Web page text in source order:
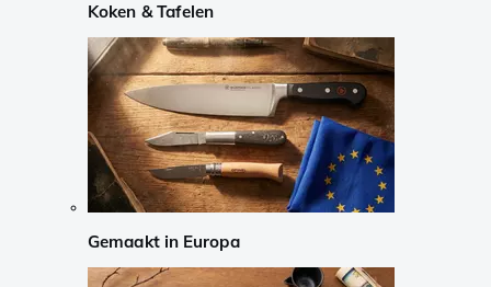
Koken & Tafelen
Gemaakt in Europa